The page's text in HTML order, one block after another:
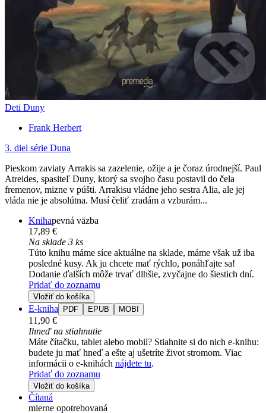
Deti Duny
Frank Herbert
3. diel série Duna
Pieskom zaviaty Arrakis sa zazelenie, ožije a je čoraz úrodnejší. Paul
Atreides, spasiteľ Duny, ktorý sa svojho času postavil do čela
fremenov, mizne v púšti. Arrakisu vládne jeho sestra Alia, ale jej
vláda nie je absolútna. Musí čeliť zradám a vzburám...
Knihapevná väzba
17,89 €
Na sklade 3 ks
Túto knihu máme síce aktuálne na sklade, máme však už iba
posledné kusy. Ak ju chcete mať rýchlo, ponáhľajte sa!
Dodanie ďalších môže trvať dlhšie, zvyčajne do šiestich dní.
Pridať do zoznamu
Vložiť do košíka
E-kniha PDF EPUB MOBI
11,90 €
Ihneď na stiahnutie
Máte čítačku, tablet alebo mobil? Stiahnite si do nich e-knihu:
budete ju mať hneď a ešte aj ušetríte život stromom. Viac
informácii o e-knihách nájdete tu.
Pridať do zoznamu
Vložiť do košíka
Čítaná
mierne opotrebovaná